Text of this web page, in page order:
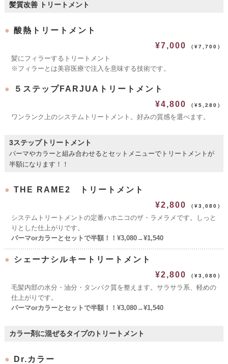
髪質改善 トリートメント
● 酸熱トリートメント
¥7,000
（¥7,700）
髪にフィラーするトリートメント
※フィラーとは美容医療で注入を意味する技術です。
●
５ステップFARJUAトリートメント
¥4,800
（¥5,280）
ワンランク上のシステムトリートメント。好みの質感を選べます。
3ステップトリートメント
パーマやカラーと組み合わせるとセットメニューでトリートメントが
半額になります！！
● THE RAME2 トリートメント
¥2,800
（¥3,080）
システムトリートメントの定番ハホニコのザ・ラメラメです。しっと
りとした仕上がりです。
パーマorカラーとセットで半額！！¥3,080→¥1,540
● シェーナシルキートリートメント
¥2,800
（¥3,080）
毛髪内部の水分・油分・タンパク質を整えます。サラサラ系、軽めの
仕上がりです。
パーマorカラーとセットで半額！！¥3,080→¥1,540
カラー剤に混ぜるタイプのトリートメント
●
Dr.カラー